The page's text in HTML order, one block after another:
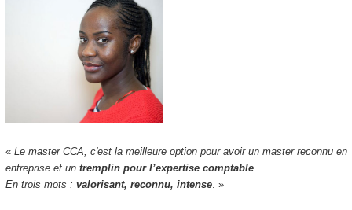
« Le master CCA, c'est la meilleure option pour avoir un master reconnu en
entreprise et un tremplin pour l’expertise comptable.
En trois mots : valorisant, reconnu, intense. »